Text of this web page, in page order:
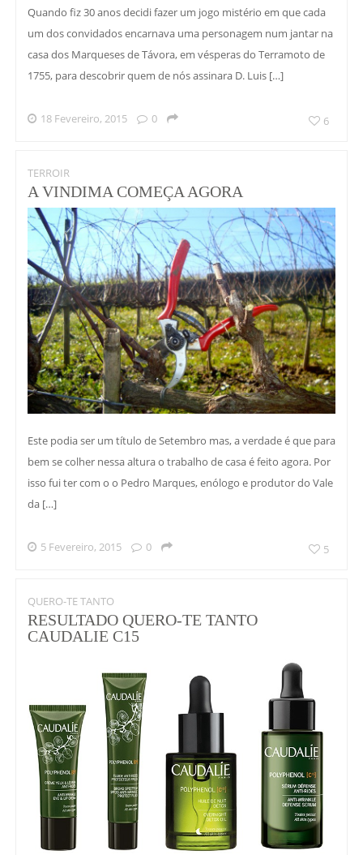
Quando fiz 30 anos decidi fazer um jogo mistério em que cada
um dos convidados encarnava uma personagem num jantar na
casa dos Marqueses de Távora, em vésperas do Terramoto de
1755, para descobrir quem de nós assinara D. Luis […]
18 Fevereiro, 2015 0 6
TERROIR
A VINDIMA COMEÇA AGORA
Este podia ser um título de Setembro mas, a verdade é que para
bem se colher nessa altura o trabalho de casa é feito agora. Por
isso fui ter com o o Pedro Marques, enólogo e produtor do Vale
da […]
5 Fevereiro, 2015 0 5
QUERO-TE TANTO
RESULTADO QUERO-TE TANTO
CAUDALIE C15